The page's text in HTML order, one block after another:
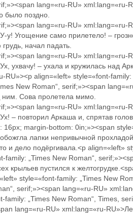
lang=«ru-RU» xml:lang=«ru-
было поздно.
lang=«ru-RU» xml:lang=«ru-
Угощение само прилетело! –
начал падать.
lang=«ru-RU» xml:lang=«ru-
ухвачу! – ухала и кружилась над
align=«left» style=«font-
New Roman“, serif;»><span
ним. Сова пролетела мимо.
lang=«ru-RU» xml:lang=«ru-
– повторил Аркаша и, спрятав
margin-bottom: 0in;»><span
лапки непривычной
и дело подёргивала.<p align=«left»
„Times New Roman“,
крыльев пустился к
style=«font-family: „Times New
serif;»><span lang=«ru-RU»
family: „Times New Roman“, Times,
lang=«ru-RU» xml:lang=«ru-